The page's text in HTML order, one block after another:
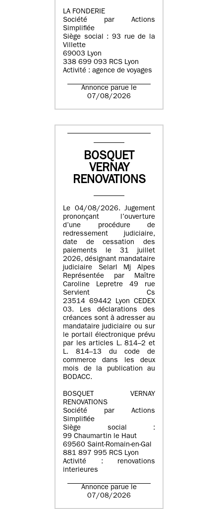
LA FONDERIE
Société par Actions
Simplifiée
Siège social : 93 rue de la
Villette
69003 Lyon
338 699 093 RCS Lyon
Activité : agence de voyages
Annonce parue le
07/08/2026
BOSQUET
VERNAY
RENOVATIONS
Le 04/08/2026. Jugement
prononçant l’ouverture
d’une procédure de
redressement judiciaire,
date de cessation des
paiements le 31 juillet
2026, désignant mandataire
judiciaire Selarl Mj Alpes
Représentée par Maître
Caroline Lepretre 49 rue
Servient Cs
23514 69442 Lyon CEDEX
03. Les déclarations des
créances sont à adresser au
mandataire judiciaire ou sur
le portail électronique prévu
par les articles L. 814–2 et
L. 814–13 du code de
commerce dans les deux
mois de la publication au
BODACC.
BOSQUET VERNAY
RENOVATIONS
Société par Actions
Simplifiée
Siège social :
99 Chaumartin le Haut
69560 Saint-Romain-en-Gal
881 897 995 RCS Lyon
Activité : renovations
interieures
Annonce parue le
07/08/2026